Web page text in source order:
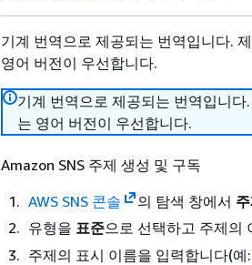
기계 번역으로 제공되는 번역입니다.
영어 버전이 우선합니다.
기계 번역으로 제공되는 번역입니
는 영어 버전이 우선합니다.
Amazon SNS 주제 생성 및 구독
AWS SNS 콘솔
의 탐색 창에서
유형을 표준으로 선택하고 주제의
주제의 표시 이름을 입력합니다(예: